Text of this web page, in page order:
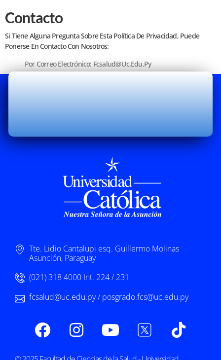
Contacto
Si Tiene Alguna Pregunta Sobre Esta Política De Privacidad, Puede
Ponerse En Contacto Con Nosotros:
Por Correo Electrónico: Fcsalud@uc.edu.py
Tte. Lidio Cantalupi esq. Guillermo Molinas
Asunción, Paraguay
(021) 318 4000 Int. 224 / 231
fcsalud@uc.edu.py / posgrado.fcs@uc.edu.py